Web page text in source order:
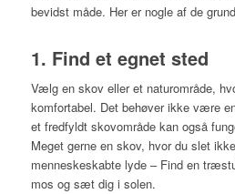
bevidst måde. Her er nogle af de
1. Find et egnet sted
Vælg en skov eller et naturområde,
komfortabel. Det behøver ikke være
et fredfyldt skovområde kan også
Meget gerne en skov, hvor du slet
menneskeskabte lyde – Find en
mos og sæt dig i solen.